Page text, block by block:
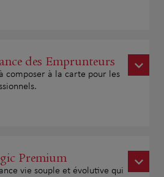
des Emprunteurs
composer à la carte pour les
Premium
vie souple et évolutive qui